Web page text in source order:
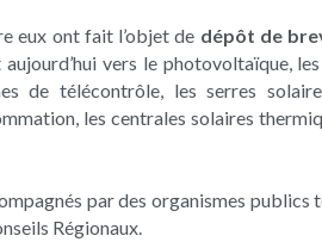
eux ont fait l’objet de dépôt de
vers le photovoltaïque,
de télécontrôle, les serres
les centrales solaires
par des organismes publics
Régionaux.